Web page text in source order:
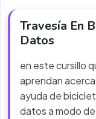
Travesía En
Datos
en este cursillo
aprendan
ayuda de
datos a modo